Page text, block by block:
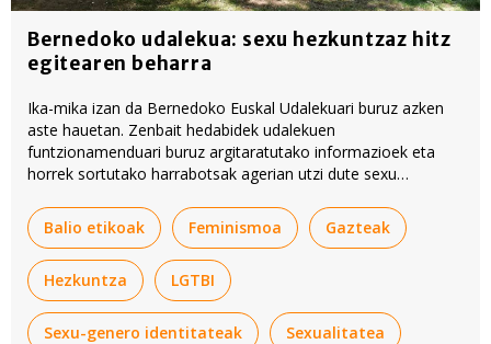
Bernedoko udalekua: sexu hezkuntzaz hitz
egitearen beharra
Ika-mika izan da Bernedoko Euskal Udalekuari buruz azken
aste hauetan. Zenbait hedabidek udalekuen
funtzionamenduari buruz argitaratutako informazioek eta
horrek sortutako harrabotsak agerian utzi dute sexu
Balio etikoak
Feminismoa Gazteak
Hezkuntza LGTBI
Sexu-genero identitateak Sexualitatea